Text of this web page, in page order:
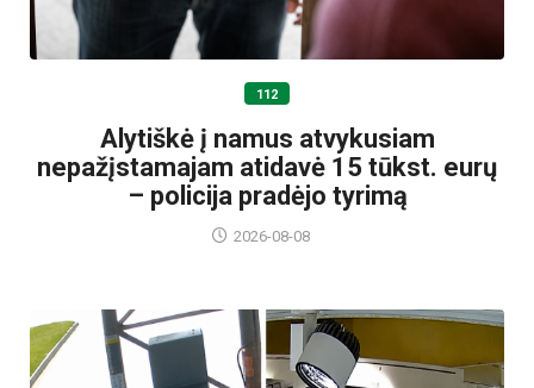
112
Alytiškė į namus atvykusiam
nepažįstamajam atidavė 15 tūkst. eurų
– policija pradėjo tyrimą
2026-08-08